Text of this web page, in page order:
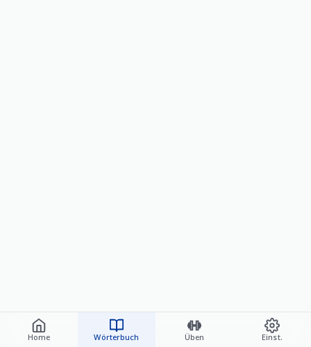
Home Wörterbuch Üben Einst.